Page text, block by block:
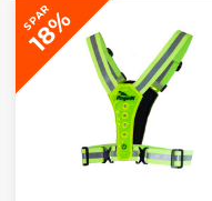
SPAR
18%